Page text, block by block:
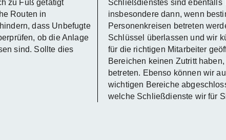
zu Fuß getätigt
Routen in
dass Unbefugte
ob die Anlage
sind. Sollte dies
Schließdienstes sind ebenfalls
insbesondere dann, wenn
Personenkreisen betreten
Schlüssel überlassen und wir
für die richtigen Mitarbeiter
Bereichen keinen Zutritt
betreten. Ebenso können wir
wichtigen Bereiche
welche Schließdienste wir für